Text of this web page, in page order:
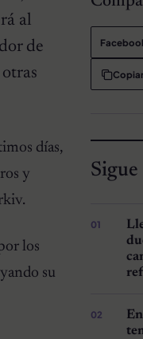
al
de
días,
y
los
su